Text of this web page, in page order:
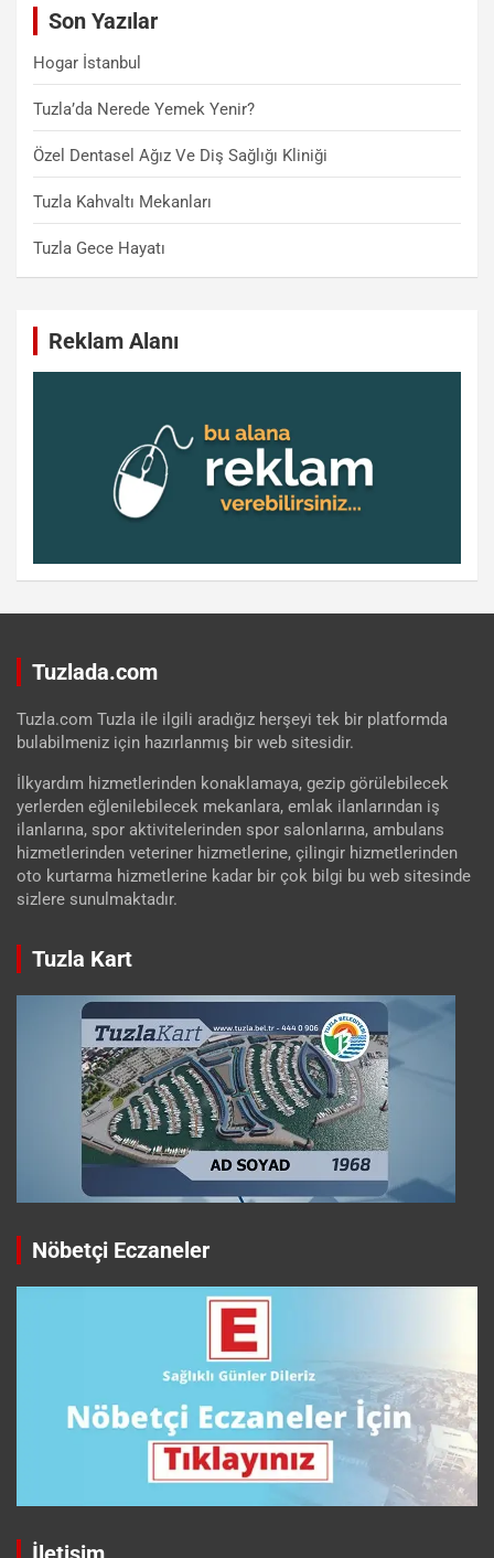
Son Yazılar
Hogar İstanbul
Tuzla’da Nerede Yemek Yenir?
Özel Dentasel Ağız Ve Diş Sağlığı Kliniği
Tuzla Kahvaltı Mekanları
Tuzla Gece Hayatı
Reklam Alanı
Tuzlada.com
Tuzla.com Tuzla ile ilgili aradığız herşeyi tek bir platformda
bulabilmeniz için hazırlanmış bir web sitesidir.
İlkyardım hizmetlerinden konaklamaya, gezip görülebilecek
yerlerden eğlenilebilecek mekanlara, emlak ilanlarından iş
ilanlarına, spor aktivitelerinden spor salonlarına, ambulans
hizmetlerinden veteriner hizmetlerine, çilingir hizmetlerinden
oto kurtarma hizmetlerine kadar bir çok bilgi bu web sitesinde
sizlere sunulmaktadır.
Tuzla Kart
Nöbetçi Eczaneler